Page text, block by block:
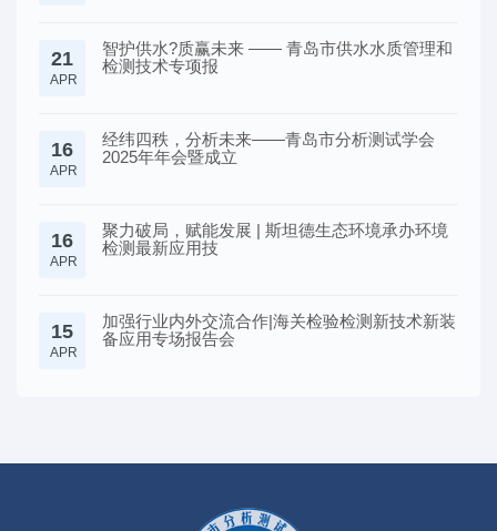
21
APR
智护供水?质赢未来 —— 青岛市供水水质管理和
检测技术专项报
16
APR
经纬四秩，分析未来——青岛市分析测试学会
2025年年会暨成立
16
APR
聚力破局，赋能发展 | 斯坦德生态环境承办环境
检测最新应用技
15
APR
加强行业内外交流合作|海关检验检测新技术新装
备应用专场报告会